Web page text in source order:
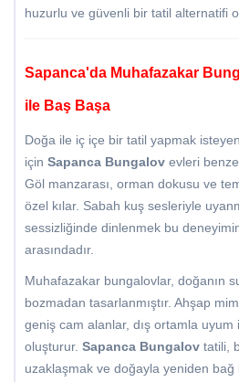
huzurlu ve güvenli bir tatil alternatifi
Sapanca'da Muhafazakar
ile Baş Başa
Doğa ile iç içe bir tatil yapmak
için Sapanca Bungalov evleri
Göl manzarası, orman dokusu ve
özel kılar. Sabah kuş sesleriyle
sessizliğinde dinlenmek bu
arasındadır.
Muhafazakar bungalovlar, doğanın
bozmadan tasarlanmıştır. Ahşap
geniş cam alanlar, dış ortamla uyum
oluşturur. Sapanca Bungalov tatili,
uzaklaşmak ve doğayla yeniden